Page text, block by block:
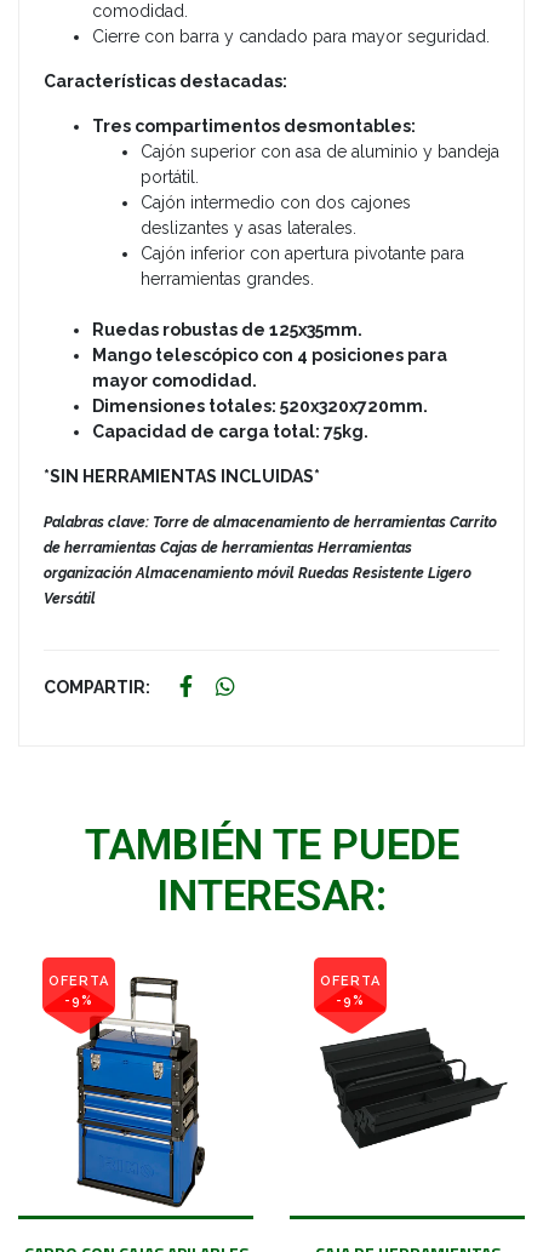
comodidad.
Cierre con barra y candado para mayor seguridad.
Características destacadas:
Tres compartimentos desmontables:
Cajón superior con asa de aluminio y bandeja
portátil.
Cajón intermedio con dos cajones
deslizantes y asas laterales.
Cajón inferior con apertura pivotante para
herramientas grandes.
Ruedas robustas de 125x35mm.
Mango telescópico con 4 posiciones para
mayor comodidad.
Dimensiones totales: 520x320x720mm.
Capacidad de carga total: 75kg.
*SIN HERRAMIENTAS INCLUIDAS*
Palabras clave: Torre de almacenamiento de herramientas Carrito
de herramientas Cajas de herramientas Herramientas
organización Almacenamiento móvil Ruedas Resistente Ligero
Versátil
COMPARTIR:
TAMBIÉN TE PUEDE
INTERESAR:
OFERTA
-9%
OFERTA
-9%